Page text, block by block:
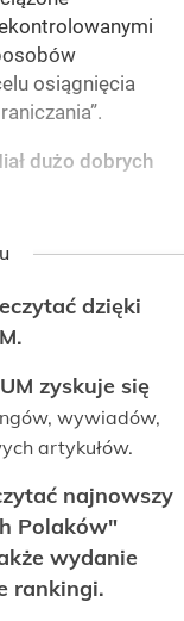
osiągnięcia
dużo dobrych
dzięki
zyskuje się
wywiadów,
artykułów.
najnowszy
Polaków"
wydanie
rankingi.